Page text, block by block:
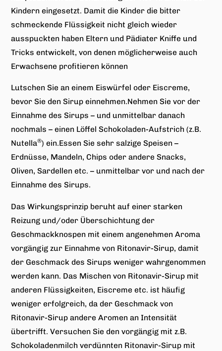
Kindern eingesetzt. Damit die Kinder die bitter
schmeckende Flüssigkeit nicht gleich wieder
ausspuckten haben Eltern und Pädiater Kniffe und
Tricks entwickelt, von denen möglicherweise auch
Erwachsene profitieren können
Lutschen Sie an einem Eiswürfel oder Eiscreme,
bevor Sie den Sirup einnehmen.Nehmen Sie vor der
Einnahme des Sirups – und unmittelbar danach
nochmals – einen Löffel Schokoladen-Aufstrich (z.B.
Nutella®) ein.Essen Sie sehr salzige Speisen –
Erdnüsse, Mandeln, Chips oder andere Snacks,
Oliven, Sardellen etc. – unmittelbar vor und nach der
Einnahme des Sirups.
Das Wirkungsprinzip beruht auf einer starken
Reizung und/oder Überschichtung der
Geschmackknospen mit einem angenehmen Aroma
vorgängig zur Einnahme von Ritonavir-Sirup, damit
der Geschmack des Sirups weniger wahrgenommen
werden kann. Das Mischen von Ritonavir-Sirup mit
anderen Flüssigkeiten, Eiscreme etc. ist häufig
weniger erfolgreich, da der Geschmack von
Ritonavir-Sirup andere Aromen an Intensität
übertrifft. Versuchen Sie den vorgängig mit z.B.
Schokoladenmilch verdünnten Ritonavir-Sirup mit